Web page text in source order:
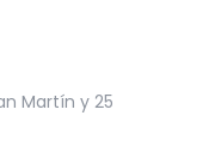
Martín y 25